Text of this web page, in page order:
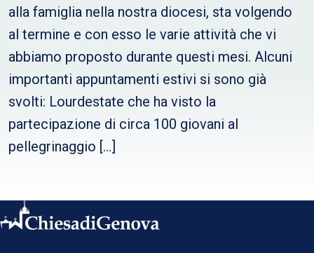
alla famiglia nella nostra diocesi, sta volgendo
al termine e con esso le varie attività che vi
abbiamo proposto durante questi mesi. Alcuni
importanti appuntamenti estivi si sono già
svolti: Lourdestate che ha visto la
partecipazione di circa 100 giovani al
pellegrinaggio […]